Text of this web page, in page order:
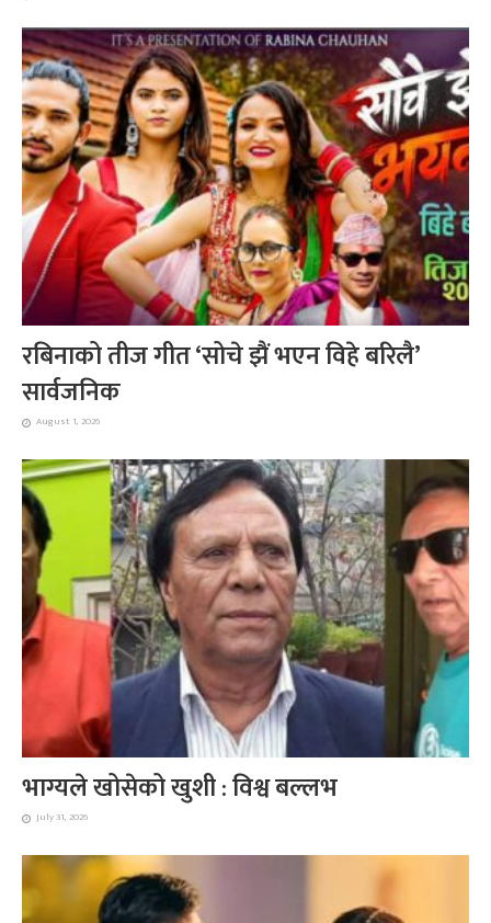
रबिनाको तीज गीत ‘सोचे झैं भएन विहे बरिलै’
सार्वजनिक
August 1, 2026
भाग्यले खोसेको खुशी : विश्व बल्लभ
July 31, 2026